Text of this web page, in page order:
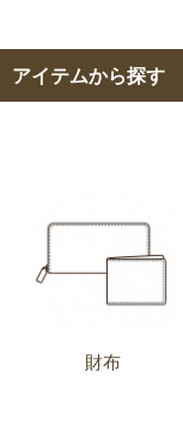
アイテムから探す
財布